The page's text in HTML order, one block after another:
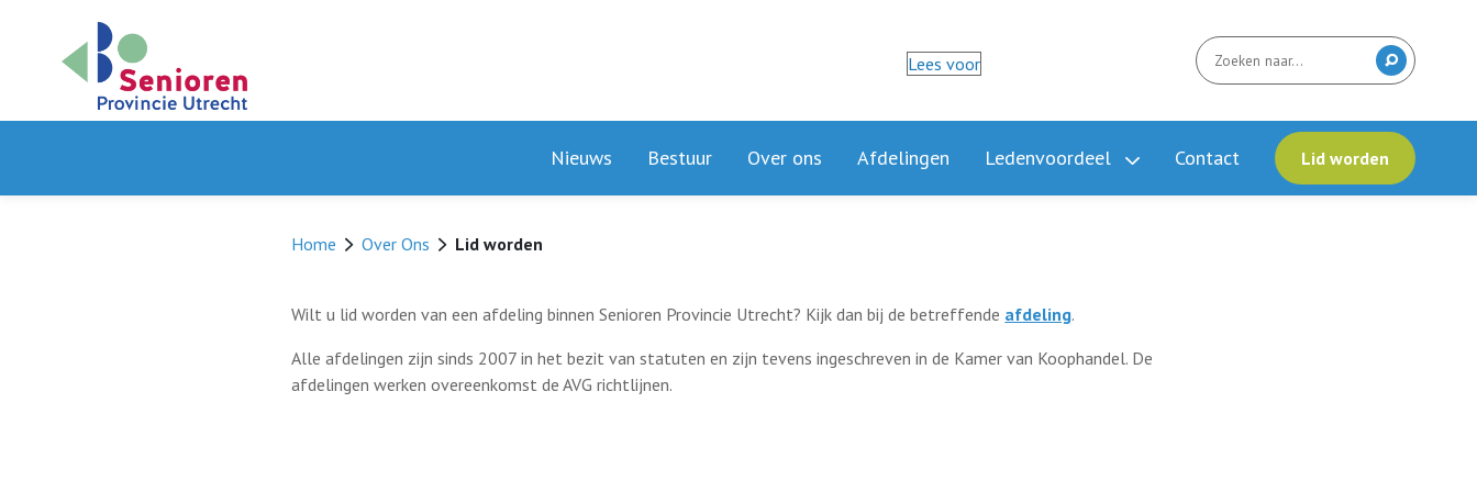
Lees voor
Nieuws Bestuur Over ons Afdelingen Ledenvoordeel Contact Lid worden
Home Over Ons Lid worden
Wilt u lid worden van een afdeling binnen Senioren Provincie Utrecht? Kijk dan bij de betreffende afdeling.
Alle afdelingen zijn sinds 2007 in het bezit van statuten en zijn tevens ingeschreven in de Kamer van Koophandel. De
afdelingen werken overeenkomst de AVG richtlijnen.